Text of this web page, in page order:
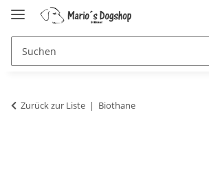
Zurück zur Liste Biothane